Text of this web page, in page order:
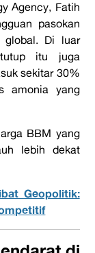
Agency, Fatih
pasokan
global. Di luar
itu juga
sekitar 30%
amonia yang
BBM yang
lebih dekat
Geopolitik: